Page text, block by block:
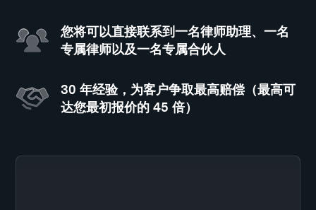
您将可以直接联系到一名律师助理、一名
专属律师以及一名专属合伙人
30 年经验，为客户争取最高赔偿（最高可
达您最初报价的 45 倍）